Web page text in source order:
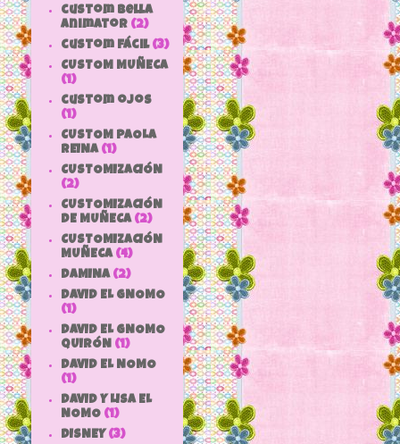
custom bella
animator (2)
custom fácil (3)
CUSTOM MUÑECA
(1)
custom ojos
(1)
CUSTOM PAOLA
REINA (1)
CUSTOMIZACIÓN
(2)
CUSTOMIZACIÓN
DE MUÑECA (2)
CUSTOMIZACIÓN
MUÑECA (4)
DAMINA (2)
DAVID EL GNOMO
(1)
DAVID EL GNOMO
QUIRÓN (1)
DAVID EL NOMO
(1)
DAVID Y LISA EL
NOMO (1)
DISNEY (3)